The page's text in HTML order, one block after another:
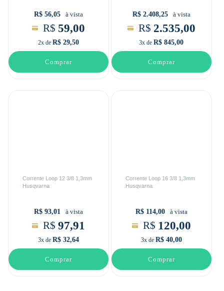
R$ 56,05 à vista
R$ 59,00
2x de R$ 29,50
Comprar
R$ 2.408,25 à vista
R$ 2.535,00
3x de R$ 845,00
Comprar
Corrente Loop 12 3/8 1,3mm
Husqvarna
R$ 93,01 à vista
R$ 97,91
3x de R$ 32,64
Comprar
Corrente Loop 16 3/8 1,3mm
Husqvarna
R$ 114,00 à vista
R$ 120,00
3x de R$ 40,00
Comprar